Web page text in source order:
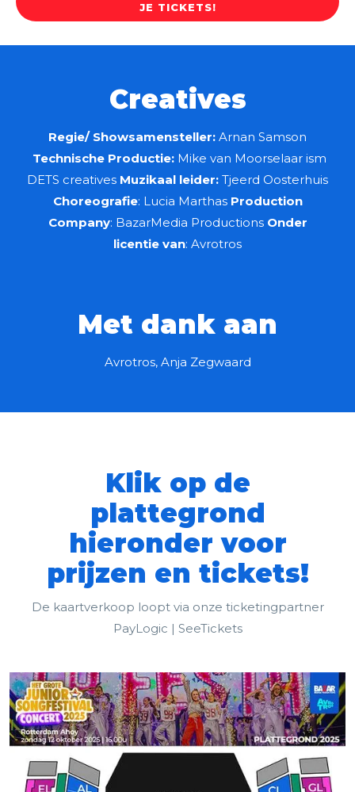
JE TICKETS!
Creatives
Regie/ Showsamensteller: Arnan Samson
Technische Productie: Mike van Moorselaar ism
DETS creatives Muzikaal leider: Tjeerd Oosterhuis
Choreografie: Lucia Marthas Production
Company: BazarMedia ProductionsOnder
licentie van: Avrotros
Met dank aan
Avrotros, Anja Zegwaard
Klik op de
plattegrond
hieronder voor
prijzen en tickets!
De kaartverkoop loopt via onze ticketingpartner
PayLogic | SeeTickets